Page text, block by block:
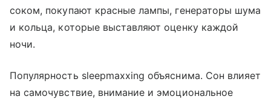
соком, покупают красные лампы, генераторы шума
и кольца, которые выставляют оценку каждой
ночи.
Популярность sleepmaxxing объяснима. Сон влияет
на самочувствие, внимание и эмоциональное